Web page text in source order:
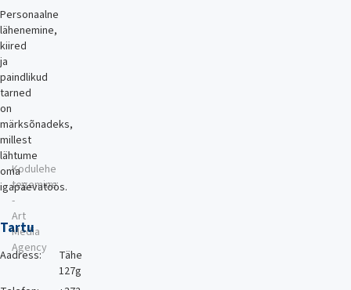
Personaalne
lähenemine,
kiired
ja
paindlikud
tarned
on
märksõnadeks,
millest
lähtume
oma
igapäevatöös.
Tartu
Aadress:
Tähe
127g
Kodulehe
tegemine
-
Art
Media
Agency